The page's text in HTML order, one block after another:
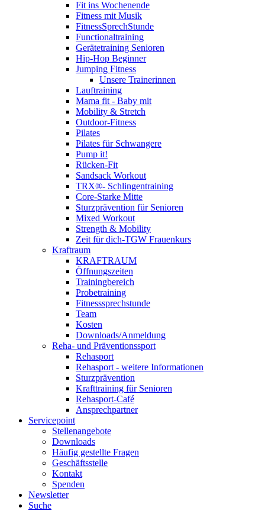
Fit ins Wochenende
Fitness mit Musik
FitnessSprechStunde
Functionaltraining
Gerätetraining Senioren
Hip-Hop Beginner
Jumping Fitness
Unsere Trainerinnen
Lauftraining
Mama fit - Baby mit
Mobility & Stretch
Outdoor-Fitness
Pilates
Pilates für Schwangere
Pump it!
Rücken-Fit
Sandsack Workout
TRX®- Schlingentraining
Core-Starke Mitte
Sturzprävention für Senioren
Mixed Workout
Strength & Mobility
Zeit für dich-TGW Frauenkurs
Kraftraum
KRAFTRAUM
Öffnungszeiten
Trainingbereich
Probetraining
Fitnesssprechstunde
Team
Kosten
Downloads/Anmeldung
Reha- und Präventionssport
Rehasport
Rehasport - weitere Informationen
Sturzprävention
Krafttraining für Senioren
Rehasport-Café
Ansprechpartner
Servicepoint
Stellenangebote
Downloads
Häufig gestellte Fragen
Geschäftsstelle
Kontakt
Spenden
Newsletter
Suche